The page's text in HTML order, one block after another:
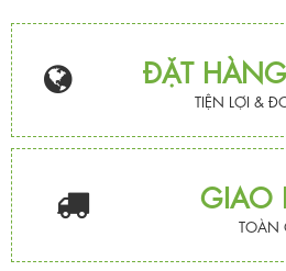
ĐẶT
TIỆN LỢI &
GIAO
TOÀN